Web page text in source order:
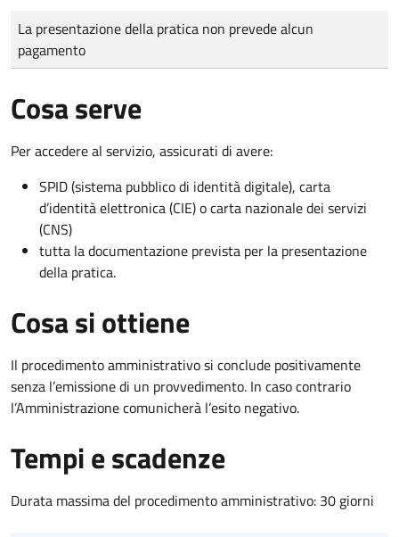
Tipo di pagamento
Importo
La presentazione della pratica non prevede alcun
pagamento
Cosa serve
Per accedere al servizio, assicurati di avere:
SPID (sistema pubblico di identità digitale), carta
d’identità elettronica (CIE) o carta nazionale dei servizi
(CNS)
tutta la documentazione prevista per la presentazione
della pratica.
Cosa si ottiene
Il procedimento amministrativo si conclude positivamente
senza l’emissione di un provvedimento. In caso contrario
l’Amministrazione comunicherà l’esito negativo.
Tempi e scadenze
Durata massima del procedimento amministrativo: 30 giorni